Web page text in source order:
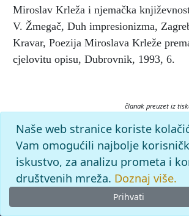
Miroslav Krleža i njemačka
V. Žmegač, Duh impresionizma,
Kravar, Poezija Miroslava Krleže
cjelovitu opisu, Dubrovnik, 1993, 6.
članak preuzet iz
Citiranje:
Krležijana (1993–99), mrežno
Leksikografski zavod Miroslav Krleža,
10.8.2026. <https://krlezijana.lzmk.hr/
Naše web stranice koriste
Vam omogućili najbolje
iskustvo, za analizu prometa i
društvenih mreža. Doznaj više.
Prihvati
© 2026Leksikografski zavodMiroslav